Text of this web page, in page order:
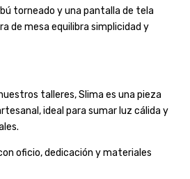
torneado y una pantalla de tela
de mesa equilibra simplicidad y
talleres, Slima es una pieza
ideal para sumar luz cálida y
oficio, dedicación y materiales